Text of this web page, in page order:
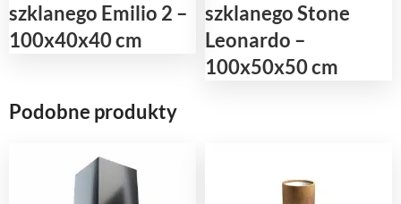
szklanego Emilio 2 –
100x40x40 cm
szklanego Stone
Leonardo –
100x50x50 cm
Podobne produkty